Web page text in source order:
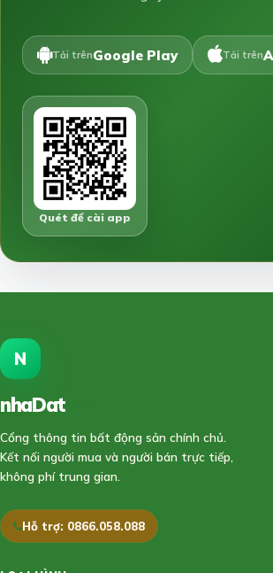
Tải trênGoogle Play Tải trên
Quét để cài app
N
nhaDat
Cổng thông tin bất động sản chính chủ.
Kết nối người mua và người bán trực tiếp,
không phí trung gian.
Hỗ trợ: 0866.058.088